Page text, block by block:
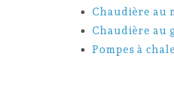
Chaudière au
Chaudière au
Pompes à